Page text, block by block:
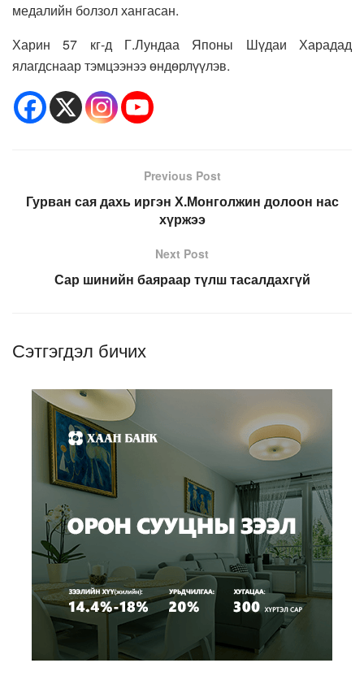
медалийн болзол хангасан.
Харин 57 кг-д Г.Лундаа Японы Шүдаи Харадад
ялагдснаар тэмцээнээ өндөрлүүлэв.
Previous Post
Гурван сая дахь иргэн Х.Монголжин долоон нас
хүржээ
Next Post
Сар шинийн баяраар түлш тасалдахгүй
Сэтгэгдэл бичих